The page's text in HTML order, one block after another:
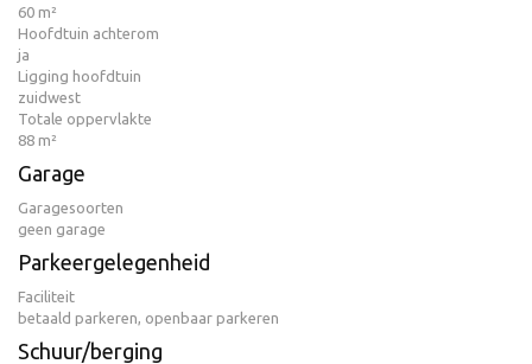
60 m²
Hoofdtuin achterom
ja
Ligging hoofdtuin
zuidwest
Totale oppervlakte
88 m²
Garage
Garagesoorten
geen garage
Parkeergelegenheid
Faciliteit
betaald parkeren, openbaar parkeren
Schuur/berging